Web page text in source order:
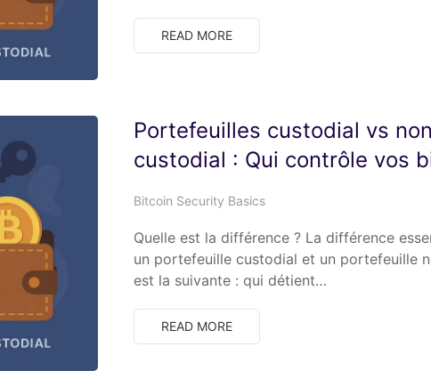
READ MORE
Portefeuilles custodial vs
custodial : Qui contrôle vos
Bitcoin Security Basics
Quelle est la différence ? La différence
un portefeuille custodial et un portefeuille
est la suivante : qui détient…
READ MORE